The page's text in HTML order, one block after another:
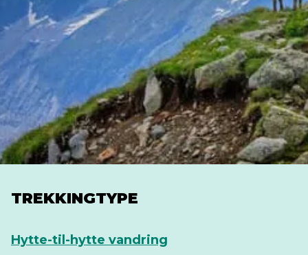
TREKKINGTYPE
Hytte-til-hytte vandring